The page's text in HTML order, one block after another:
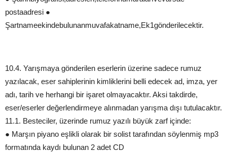
postaadresi ●
Şartnameekindebulunanmuvafakatname,Ek1gönderilecektir.
10.4. Yarışmaya gönderilen eserlerin üzerine sadece rumuz
yazılacak, eser sahiplerinin kimliklerini belli edecek ad, imza, yer
adı, tarih ve herhangi bir işaret olmayacaktır. Aksi takdirde,
eser/eserler değerlendirmeye alınmadan yarışma dışı tutulacaktır.
11.1. Besteciler, üzerinde rumuz yazılı büyük zarf içinde:
● Marşın piyano eşlikli olarak bir solist tarafından söylenmiş mp3
formatında kaydı bulunan 2 adet CD